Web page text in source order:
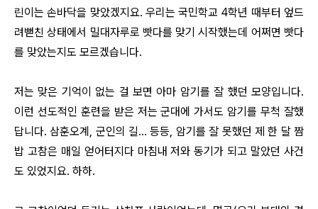
린이는 손바닥을 맞았겠지요. 우리는 국민학교 4학년 때부터 엎드
려뻗친 상태에서 밀대자루로 빳다를 맞기 시작했는데 어쩌면 빳다
를 맞았는지도 모르겠습니다.
저는 맞은 기억이 없는 걸 보면 아마 암기를 잘 했던 모양입니다.
이런 선도적인 훈련을 받은 저는 군대에 가서도 암기를 무척 잘했
답니다. 삼훈오계, 군인의 길… 등등, 암기를 잘 못했던 제 한 달 짬
밥 고참은 매일 얻어터지다 마침내 저와 동기가 되고 말았던 사건
도 있었지요. 하하.